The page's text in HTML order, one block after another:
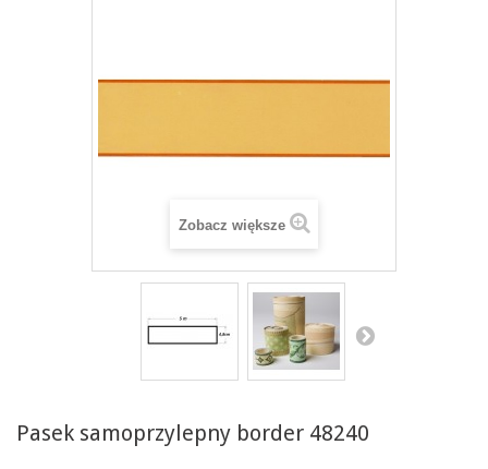
Zobacz większe
Pasek samoprzylepny border 48240